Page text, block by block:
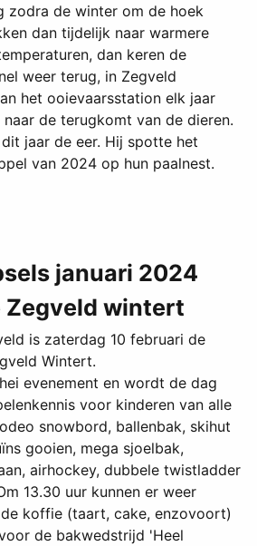
zodra de winter om de hoek
dan tijdelijk naar warmere
dan keren de
weer terug, in Zegveld
het ooievaarsstation elk jaar
de terugkomt van de dieren.
jaar de eer. Hij spotte het
van 2024 op hun paalnest.
januari 2024
Zegveld wintert
is zaterdag 10 februari de
Wintert.
evenement en wordt de dag
voor kinderen van alle
snowbord, ballenbak, skihut
gooien, mega sjoelbak,
airhockey, dubbele twistladder
13.30 uur kunnen er weer
koffie (taart, cake, enzovoort)
de bakwedstrijd 'Heel